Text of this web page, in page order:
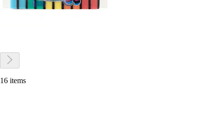
16 items